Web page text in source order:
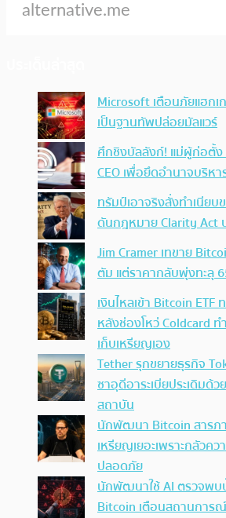
Microsoft เตือนภัยแฮกเ
เป็นฐานทัพปล่อยมัลแวร์
ศึกชิงบัลลังก์! แม่ผู้ก่อตั้ง
CEO เพื่อยึดอำนาจบริห
ทรัมป์เอาจริง สั่งทำเนีย
ดันกฎหมาย Clarity Act
Jim Cramer เทขาย
ตัม แต่ราคากลับพุ่งทะลุ
เงินไหลเข้า Bitcoin
หลังช่องโหว่ Coldcard
เก็บเหรียญเอง
Tether รุกขยายธุรกิจ
ซาอุดีอาระเบียประเดิมด้
สถาบัน
นักพัฒนา Bitcoin สารภ
เหรียญเยอะเพราะกลัวค
ปลอดภัย
นักพัฒนาใช้ AI ตรวจพบ
Bitcoin เตือนสถานการณ์